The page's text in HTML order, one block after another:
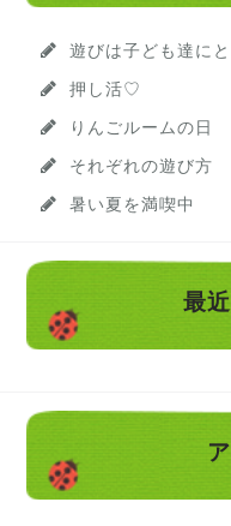
遊びは子ども達に
押し活♡
りんごルームの日
それぞれの遊び方
暑い夏を満喫中
最